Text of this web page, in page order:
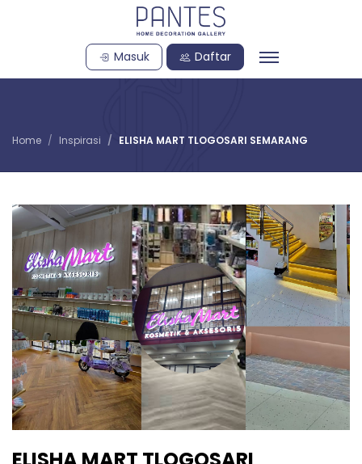
Masuk Daftar
Home Inspirasi ELISHA MART TLOGOSARI SEMARANG